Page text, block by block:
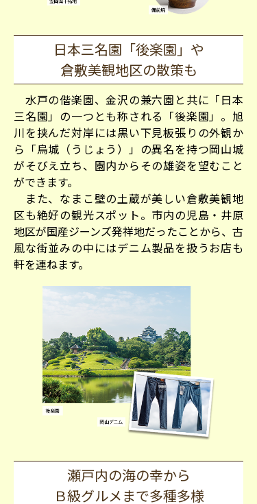
日本三名園「後楽園」や
倉敷美観地区の散策も
水戸の偕楽園、金沢の兼六園と共に「日本
三名園」の一つとも称される「後楽園」。旭
川を挟んだ対岸には黒い下見板張りの外観か
ら「烏城（うじょう）」の異名を持つ岡山城
がそびえ立ち、園内からその雄姿を望むこと
ができます。
また、なまこ壁の土蔵が美しい倉敷美観地
区も絶好の観光スポット。市内の児島・井原
地区が国産ジーンズ発祥地だったことから、古
風な街並みの中にはデニム製品を扱うお店も
軒を連ねます。
瀬戸内の海の幸から
Ｂ級グルメまで多種多様